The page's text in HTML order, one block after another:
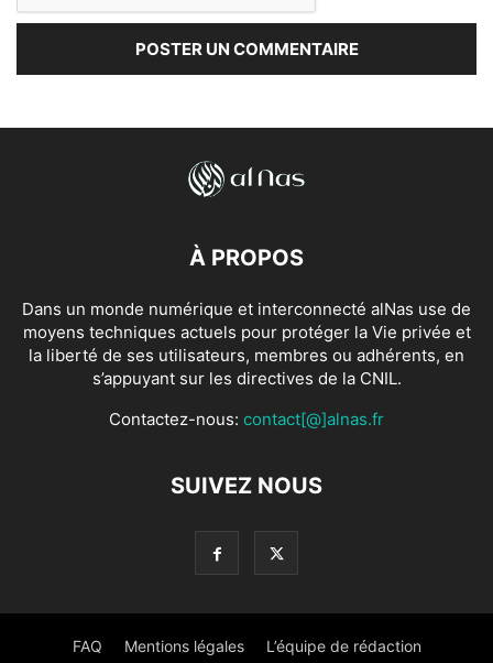
À PROPOS
Dans un monde numérique et interconnecté alNas use de
moyens techniques actuels pour protéger la Vie privée et
la liberté de ses utilisateurs, membres ou adhérents, en
s’appuyant sur les directives de la CNIL.
Contactez-nous: contact[@]alnas.fr
SUIVEZ NOUS
FAQ Mentions légales L’équipe de rédaction